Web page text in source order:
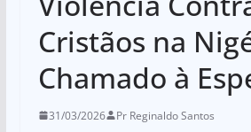
Cristãos na
Chamado à
31/03/2026 Pr Reginaldo Santos